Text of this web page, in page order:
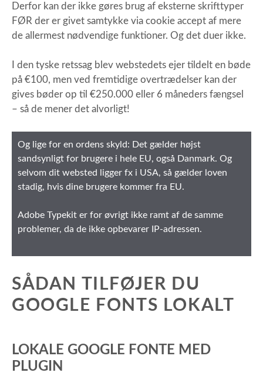
Derfor kan der ikke gøres brug af eksterne skrifttyper
FØR der er givet samtykke via cookie accept af mere
de allermest nødvendige funktioner. Og det duer ikke.
I den tyske retssag blev webstedets ejer tildelt en bøde
på €100, men ved fremtidige overtrædelser kan der
gives bøder op til €250.000 eller 6 måneders fængsel
– så de mener det alvorligt!
Og lige for en ordens skyld: Det gælder højst
sandsynligt for brugere i hele EU, også Danmark. Og
selvom dit websted ligger fx i USA, så gælder loven
stadig, hvis dine brugere kommer fra EU.
Adobe Typekit er for øvrigt ikke ramt af de samme
problemer, da de ikke opbevarer IP-adressen.
SÅDAN TILFØJER DU
GOOGLE FONTS LOKALT
LOKALE GOOGLE FONTE MED
PLUGIN